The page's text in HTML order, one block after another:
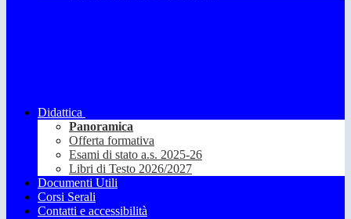
Didattica
Panoramica
Offerta formativa
Esami di stato a.s. 2025-26
Libri di Testo 2026/2027
Documenti Utili
Corsi Serali
Contatti e accessibilità